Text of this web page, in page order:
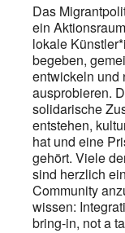
Das
ein
lokale
begeben,
entwickeln und
ausprobieren.
solidarische
entstehen,
hat und eine
gehört. Viele
sind herzlich
Community
wissen:
bring-in, not a